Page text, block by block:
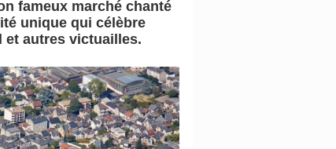
fameux marché chanté
unique qui célèbre
et autres victuailles.